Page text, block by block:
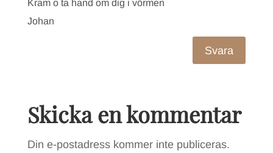
Kram o ta hand om dig i vörmen
Johan
Svara
Skicka en kommentar
Din e-postadress kommer inte publiceras.